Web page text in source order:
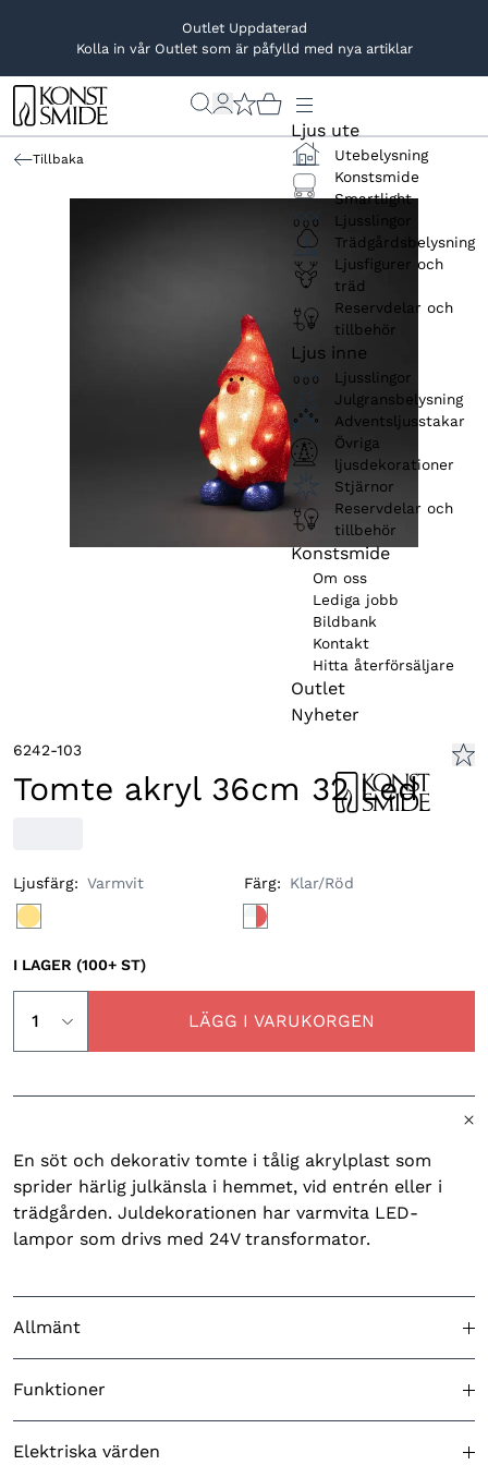
Outlet Uppdaterad
Kolla in vår Outlet som är påfylld med nya artiklar
Ljus ute
Utebelysning
Konstsmide
Smartlight
Ljusslingor
Trädgårdsbelysning
Ljusfigurer och
träd
Reservdelar och
tillbehör
Ljus inne
Ljusslingor
Julgransbelysning
Adventsljusstakar
Övriga
ljusdekorationer
Stjärnor
Reservdelar och
tillbehör
Konstsmide
Om oss
Lediga jobb
Bildbank
Kontakt
Hitta återförsäljare
Outlet
Nyheter
Tillbaka
6242-103
Tomte akryl 36cm 32 Led
Ljusfärg: Varmvit Färg: Klar/Röd
I LAGER (100+ ST)
LÄGG I VARUKORGEN
En söt och dekorativ tomte i tålig akrylplast som
sprider härlig julkänsla i hemmet, vid entrén eller i
trädgården. Juldekorationen har varmvita LED-
lampor som drivs med 24V transformator.
Allmänt
Godkänd för utomhusbruk Ja
Färg (belysning) Varmvit
Funktioner
LED effekter Nej
Elektriska värden